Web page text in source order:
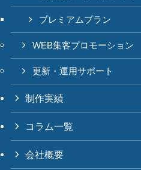
プレミアムプラン
WEB集客プロモーション
更新・運用サポート
制作実績
コラム一覧
会社概要